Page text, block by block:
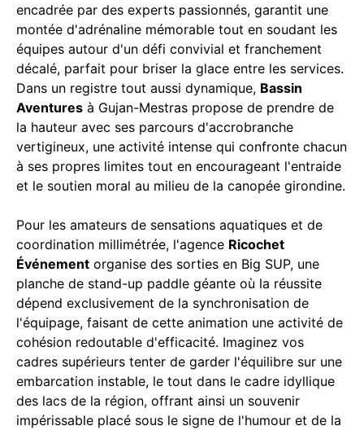
encadrée par des experts passionnés, garantit une
montée d'adrénaline mémorable tout en soudant les
équipes autour d'un défi convivial et franchement
décalé, parfait pour briser la glace entre les services.
Dans un registre tout aussi dynamique, Bassin
Aventures à Gujan-Mestras propose de prendre de
la hauteur avec ses parcours d'accrobranche
vertigineux, une activité intense qui confronte chacun
à ses propres limites tout en encourageant l'entraide
et le soutien moral au milieu de la canopée girondine.
Pour les amateurs de sensations aquatiques et de
coordination millimétrée, l'agence Ricochet
Événement organise des sorties en Big SUP, une
planche de stand-up paddle géante où la réussite
dépend exclusivement de la synchronisation de
l'équipage, faisant de cette animation une activité de
cohésion redoutable d'efficacité. Imaginez vos
cadres supérieurs tenter de garder l'équilibre sur une
embarcation instable, le tout dans le cadre idyllique
des lacs de la région, offrant ainsi un souvenir
impérissable placé sous le signe de l'humour et de la